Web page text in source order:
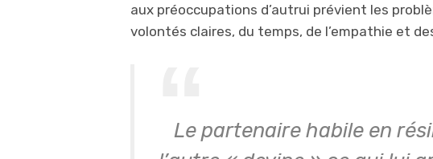
aux préoccupations d’autrui prévient les
volontés claires, du temps, de l’empathie et
Le partenaire habile en